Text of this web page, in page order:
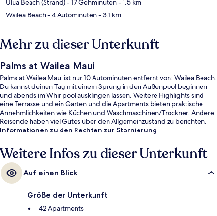
Ulua Beach (Strand)- 17 Gehminuten- 1.5 km
Wailea Beach- 4 Autominuten- 3.1 km
Mehr zu dieser Unterkunft
Palms at Wailea Maui
Palms at Wailea Maui ist nur 10 Autominuten entfernt von: Wailea Beach.
Du kannst deinen Tag mit einem Sprung in den Außenpool beginnen
und abends im Whirlpool ausklingen lassen. Weitere Highlights sind
eine Terrasse und ein Garten und die Apartments bieten praktische
Annehmlichkeiten wie Küchen und Waschmaschinen/Trockner. Andere
Reisende haben viel Gutes über den Allgemeinzustand zu berichten.
Informationen zu den Rechten zur Stornierung
Weitere Infos zu dieser Unterkunft
Auf einen Blick
Größe der Unterkunft
42 Apartments